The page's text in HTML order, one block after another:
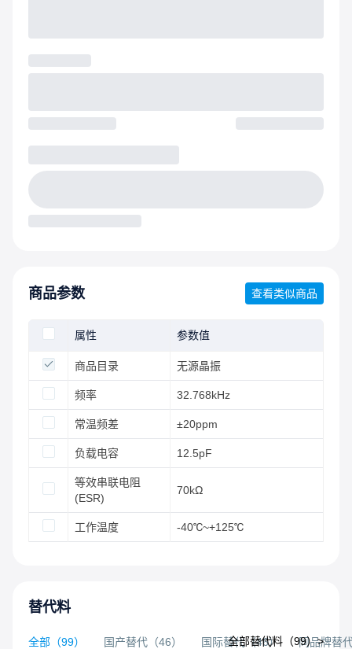
商品参数 查看类似商品
属性 参数值
商品目录 无源晶振
频率 32.768kHz
常温频差 ±20ppm
负载电容 12.5pF
等效串联电阻
(ESR)
70kΩ
工作温度 -40℃~+125℃
替代料
全部 （99） 国产替代 （46） 国际替代（46） 同品牌替
全部替代料（99）>